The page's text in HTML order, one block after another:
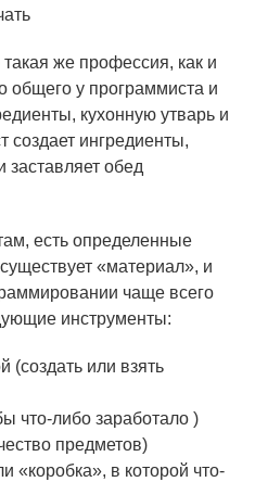
же профессия, как и
общего у программиста и
кухонную утварь и
создает ингредиенты,
заставляет обед
есть определенные
«материал», и
чаще всего
инструменты:
или взять
что-либо заработало )
предметов)
«коробка», в которой что-